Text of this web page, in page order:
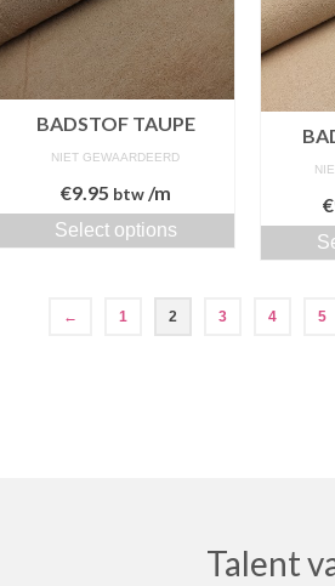
BADSTOF TAUPE
NIET GEWAARDEERD
€9.95 btw/m
Select options
€
← 1 2 3 4 5
Talent